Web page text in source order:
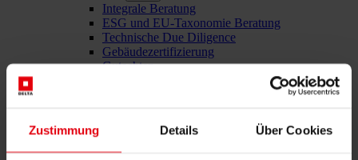
Zustimmung Details Über Cookies
Integrale Beratung
ESG und EU-Taxonomie Beratung
Technische Due Diligence
Gebäudezertifizierung
Gutachten
Über uns
Karriere
News & Events